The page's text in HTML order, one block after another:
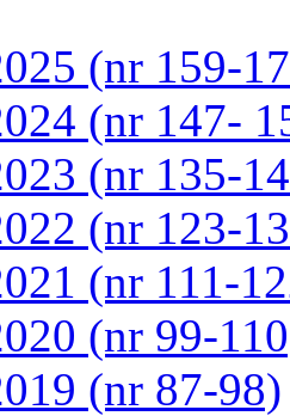
(nr 159-
(nr 147-
(nr 135-
(nr 123-
(nr 111-
(nr 99-
(nr 87-98)